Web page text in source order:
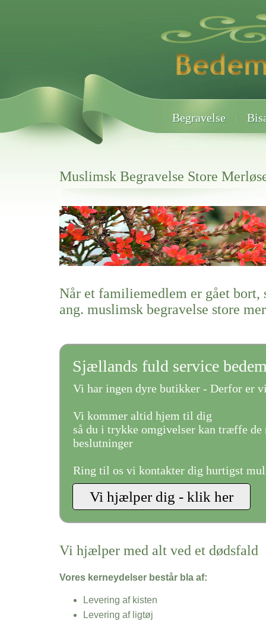
Begravelse
Muslimsk Begravelse Store
Her hos os får du altid en god afslutning når det gælder
Muslimsk Begravelse Store Merløse
vi hjælper i alle faser af begravelsel
Når et familiemedlem er gået bort,
ang. muslimsk begravelse store
Sjællands fuld service
Vi har ingen dyre butikker - Derfor er
Vi kommer altid hjem til dig
så du i trykke omgivelser kan træffe de
beslutninger
Ring til os vi kontakter dig hurtigst
Vi hjælper med alt ved et dødsfald
Vores kerneydelser består bla af:
Levering af kisten
Levering af ligtøj